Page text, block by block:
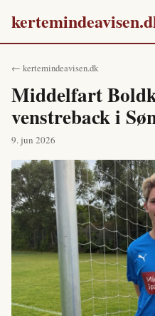
← kertemindeavisen.dk
Middelfart
venstreback i
9. jun 2026